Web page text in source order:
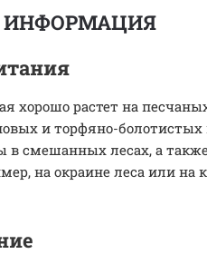
ИНФОРМАЦИЯ
хорошо растет на
и торфяно-болотистых
в смешанных лесах, а
на окраине леса или на